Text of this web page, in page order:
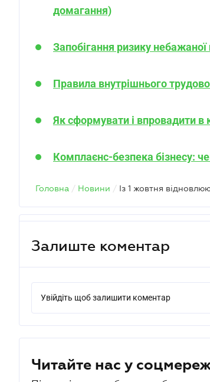
домагання)
Запобігання ризику небажаної
Правила внутрішнього
Як сформувати і впровадити в
Комплаєнс-безпека бізнесу:
Головна / Новини /
Залиште коментар
Увійдіть щоб залишити коментар
Читайте нас у